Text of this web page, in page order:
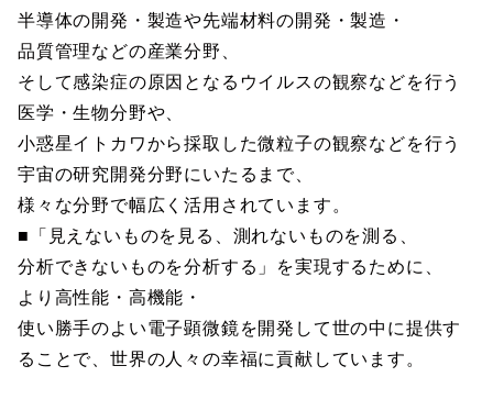
半導体の開発・製造や先端材料の開発・製造・
品質管理などの産業分野、
そして感染症の原因となるウイルスの観察などを行う
医学・生物分野や、
小惑星イトカワから採取した微粒子の観察などを行う
宇宙の研究開発分野にいたるまで、
様々な分野で幅広く活用されています。
■「見えないものを見る、測れないものを測る、
分析できないものを分析する」を実現するために、
より高性能・高機能・
使い勝手のよい電子顕微鏡を開発して世の中に提供す
ることで、世界の人々の幸福に貢献しています。